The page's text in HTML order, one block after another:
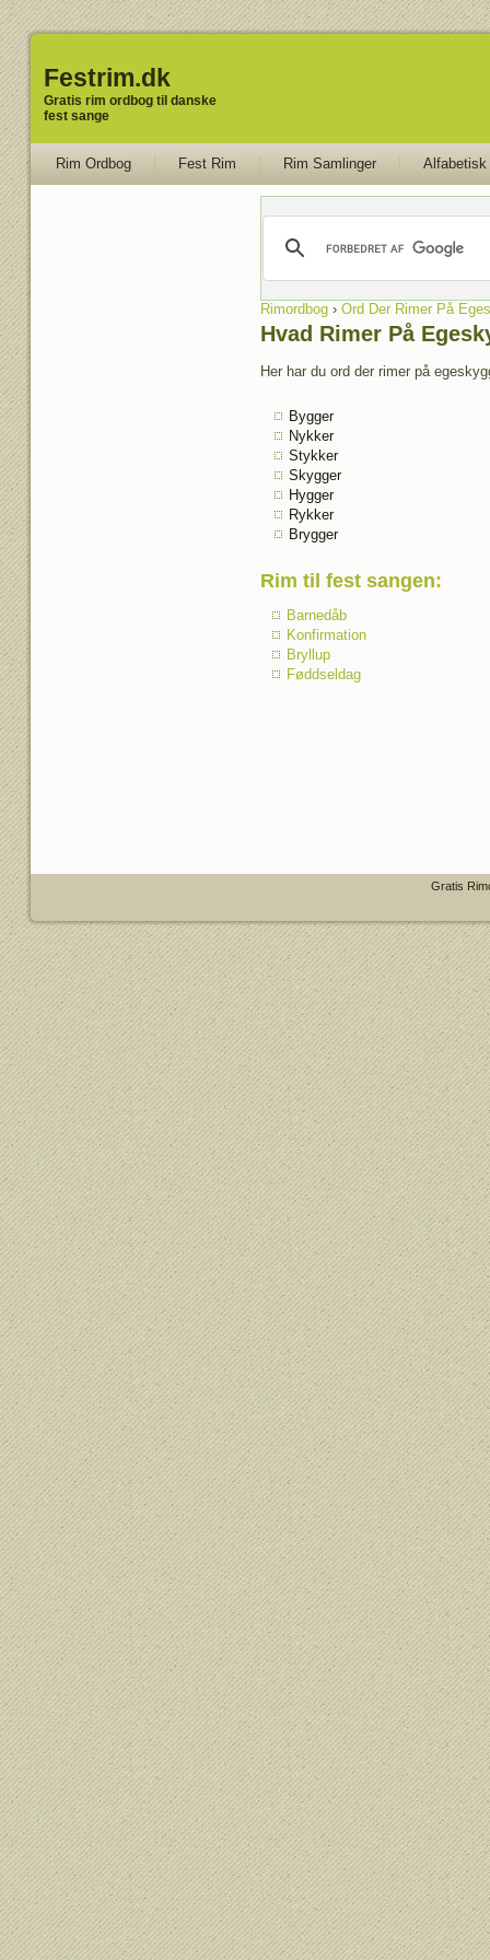
Festrim.dk
Gratis rim ordbog til danske
fest sange
Rim Ordbog Fest Rim Rim Samlinger Alfabetisk
Rimordbog› Ord Der Rimer På
Hvad Rimer På
Her har du ord der rimer på
Bygger
Nykker
Stykker
Skygger
Hygger
Rykker
Brygger
Rim til fest sangen:
Barnedåb
Konfirmation
Bryllup
Føddseldag
Gratis